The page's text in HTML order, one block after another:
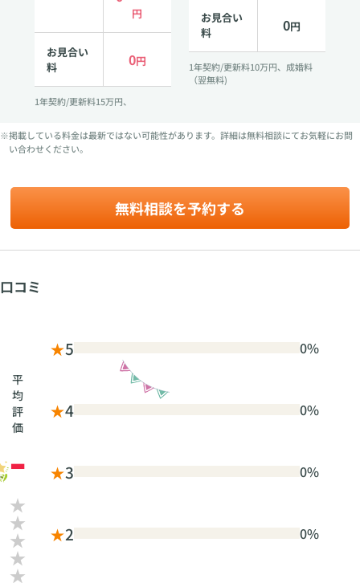
円
お見合い
料
0円
1年契約/更新料15万円、
お見合い
料
0円
1年契約/更新料10万円、成婚料
（翌無料)
※掲載している料金は最新ではない可能性があります。詳細は無料相談にてお気軽にお問
い合わせください。
無料相談を予約する
口コミ
平
均
評
価
-
★5 0%
★4 0%
★3 0%
★2 0%